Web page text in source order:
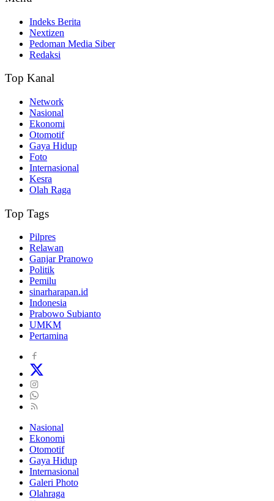
Indeks Berita
Nextizen
Pedoman Media Siber
Redaksi
Top Kanal
Network
Nasional
Ekonomi
Otomotif
Gaya Hidup
Foto
Internasional
Kesra
Olah Raga
Top Tags
Pilpres
Relawan
Ganjar Pranowo
Politik
Pemilu
sinarharapan.id
Indonesia
Prabowo Subianto
UMKM
Pertamina
Nasional
Ekonomi
Otomotif
Gaya Hidup
Internasional
Galeri Photo
Olahraga